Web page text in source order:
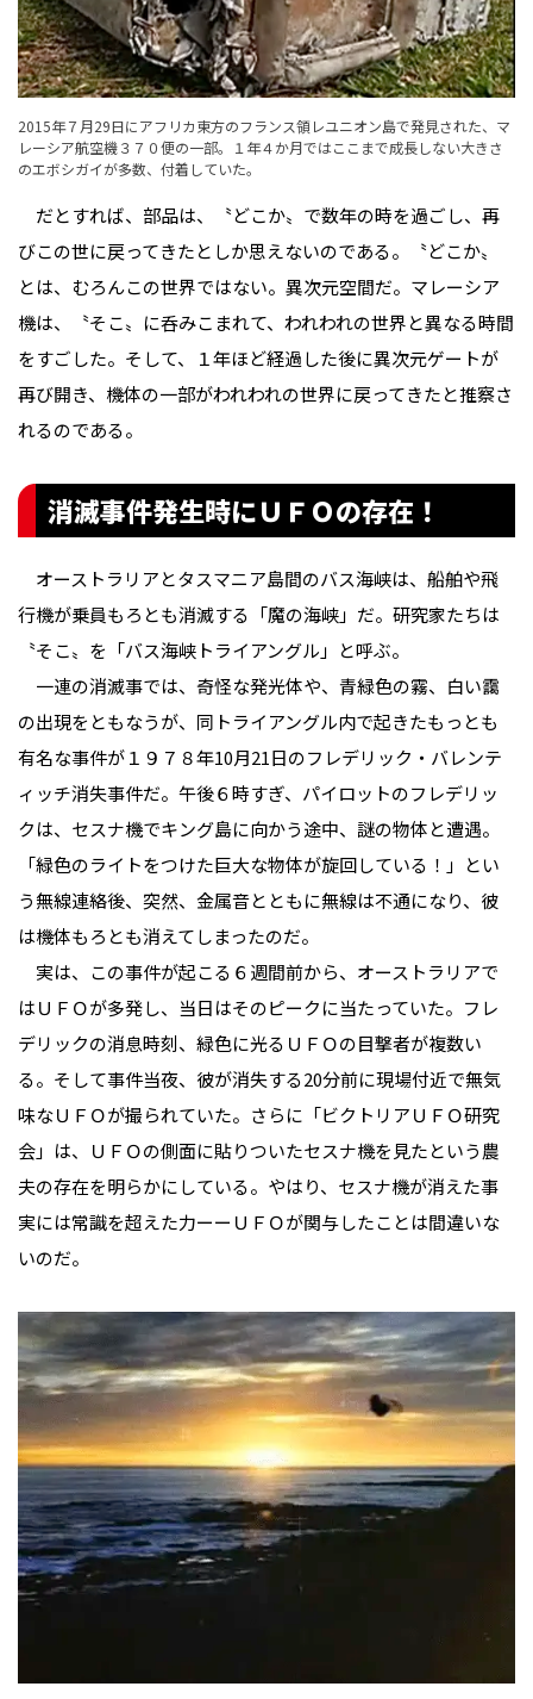
2015年７月29日にアフリカ東方のフランス領レユニオン島で発見された、マ
レーシア航空機３７０便の一部。１年４か月ではここまで成長しない大きさ
のエボシガイが多数、付着していた。
だとすれば、部品は、〝どこか〟で数年の時を過ごし、再
びこの世に戻ってきたとしか思えないのである。〝どこか〟
とは、むろんこの世界ではない。異次元空間だ。マレーシア
機は、〝そこ〟に呑みこまれて、われわれの世界と異なる時間
をすごした。そして、１年ほど経過した後に異次元ゲートが
再び開き、機体の一部がわれわれの世界に戻ってきたと推察さ
れるのである。
消滅事件発生時にＵＦＯの存在！
オーストラリアとタスマニア島間のバス海峡は、船舶や飛
行機が乗員もろとも消滅する「魔の海峡」だ。研究家たちは
〝そこ〟を「バス海峡トライアングル」と呼ぶ。
一連の消滅事では、奇怪な発光体や、青緑色の霧、白い靄
の出現をともなうが、同トライアングル内で起きたもっとも
有名な事件が１９７８年10月21日のフレデリック・バレンテ
ィッチ消失事件だ。午後６時すぎ、パイロットのフレデリッ
クは、セスナ機でキング島に向かう途中、謎の物体と遭遇。
「緑色のライトをつけた巨大な物体が旋回している！」とい
う無線連絡後、突然、金属音とともに無線は不通になり、彼
は機体もろとも消えてしまったのだ。
実は、この事件が起こる６週間前から、オーストラリアで
はＵＦＯが多発し、当日はそのピークに当たっていた。フレ
デリックの消息時刻、緑色に光るＵＦＯの目撃者が複数い
る。そして事件当夜、彼が消失する20分前に現場付近で無気
味なＵＦＯが撮られていた。さらに「ビクトリアＵＦＯ研究
会」は、ＵＦＯの側面に貼りついたセスナ機を見たという農
夫の存在を明らかにしている。やはり、セスナ機が消えた事
実には常識を超えた力ーーＵＦＯが関与したことは間違いな
いのだ。